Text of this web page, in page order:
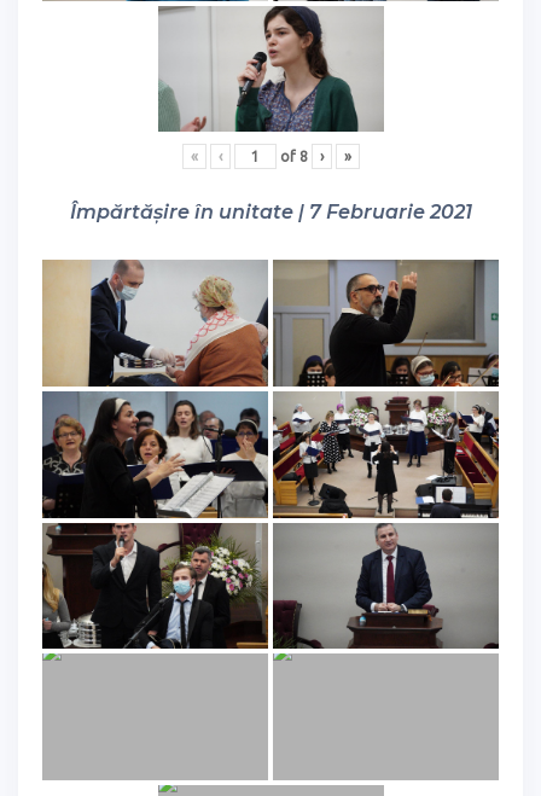
« ‹ of 8 › »
Împărtășire în unitate | 7 Februarie 2021